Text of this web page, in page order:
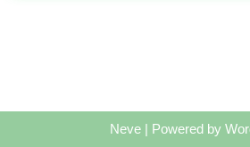
Neve| Powered by